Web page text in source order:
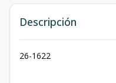
Descripción
26-1622